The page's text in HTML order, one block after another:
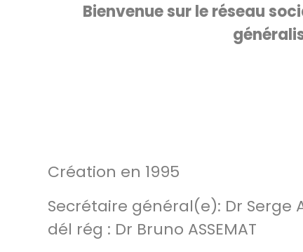
Bienvenue sur le réseau
Création en 1995
Secrétaire général(e): Dr Serge
dél rég : Dr Bruno ASSEMAT